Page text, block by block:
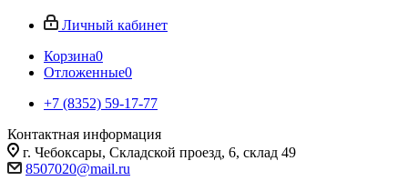
Личный кабинет
Корзина0
Отложенные0
+7 (8352) 59-17-77
Контактная информация
г. Чебоксары, Складской проезд, 6, склад 49
8507020@mail.ru